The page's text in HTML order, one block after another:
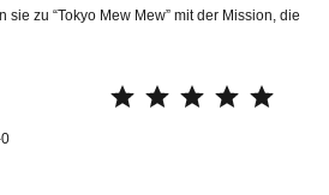
zu “Tokyo Mew Mew” mit der Mission, die
⭐⭐⭐⭐⭐